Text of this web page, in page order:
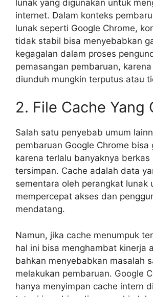
lunak yang digunakan untuk
internet. Dalam konteks
lunak seperti Google Chrome,
tidak stabil bisa menyebabkan
kegagalan dalam proses
pemasangan pembaruan,
diunduh mungkin terputus atau
2. File Cache Yang
Salah satu penyebab umum
pembaruan Google Chrome bisa
karena terlalu banyaknya berkas
tersimpan. Cache adalah data
sementara oleh perangkat lunak
mempercepat akses dan
mendatang.
Namun, jika cache menumpuk
hal ini bisa menghambat kinerja
bahkan menyebabkan masalah
melakukan pembaruan. Google
hanya menyimpan cache intern